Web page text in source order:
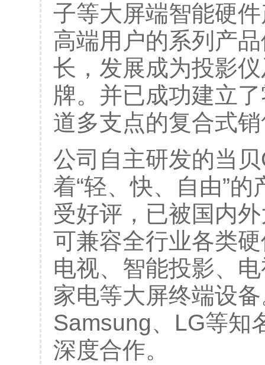
子等大屏端智能硬
高端用户的系列产
长，发展成为投影
牌。并已成功建立
道多支点的复合式
公司自主研发的当
着“轻、快、自由”
受好评，已被国内
可兼容全行业各类
电视、智能投影、
家电等大屏终端设
Samsung、LG等知
深度合作。